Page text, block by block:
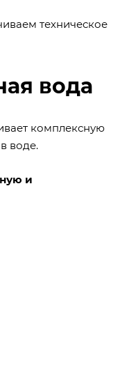
техническое
вода
комплексную
воде.
и